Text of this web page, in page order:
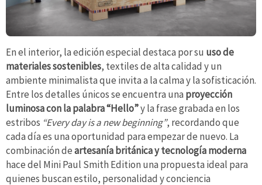
En el interior, la edición especial destaca por su uso de
materiales sostenibles, textiles de alta calidad y un
ambiente minimalista que invita a la calma y la sofisticación.
Entre los detalles únicos se encuentra una proyección
luminosa con la palabra “Hello”y la frase grabada en los
estribos “Every day is a new beginning”, recordando que
cada día es una oportunidad para empezar de nuevo. La
combinación deartesanía británica y tecnología moderna
hace del Mini Paul Smith Edition una propuesta ideal para
quienes buscan estilo, personalidad y conciencia